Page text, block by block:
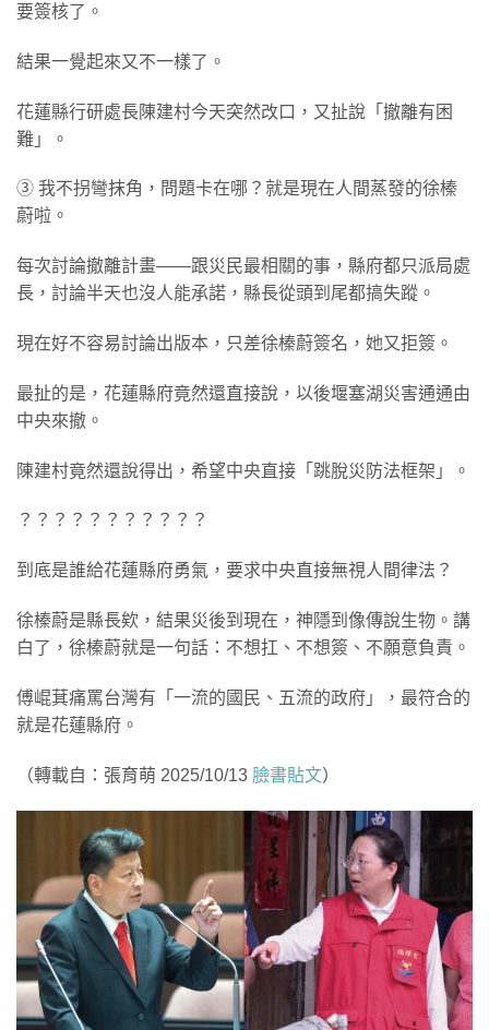
要簽核了。
結果一覺起來又不一樣了。
花蓮縣行研處長陳建村今天突然改口，又扯說「撤離有困
難」。
③ 我不拐彎抹角，問題卡在哪？就是現在人間蒸發的徐榛
蔚啦。
每次討論撤離計畫——跟災民最相關的事，縣府都只派局處
長，討論半天也沒人能承諾，縣長從頭到尾都搞失蹤。
現在好不容易討論出版本，只差徐榛蔚簽名，她又拒簽。
最扯的是，花蓮縣府竟然還直接說，以後堰塞湖災害通通由
中央來撤。
陳建村竟然還說得出，希望中央直接「跳脫災防法框架」。
？？？？？？？？？？？
到底是誰給花蓮縣府勇氣，要求中央直接無視人間律法？
徐榛蔚是縣長欸，結果災後到現在，神隱到像傳說生物。講
白了，徐榛蔚就是一句話：不想扛、不想簽、不願意負責。
傅崐萁痛罵台灣有「一流的國民、五流的政府」，最符合的
就是花蓮縣府。
（轉載自：張育萌 2025/10/13 臉書貼文）